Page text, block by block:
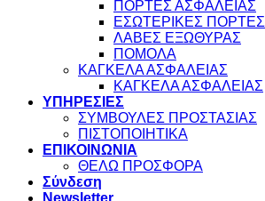
ΠΟΡΤΕΣ ΑΣΦΑΛΕΙΑΣ
ΕΣΩΤΕΡΙΚΕΣ ΠΟΡΤΕΣ
ΛΑΒΕΣ ΕΞΩΘΥΡΑΣ
ΠΟΜΟΛΑ
ΚΑΓΚΕΛΑ ΑΣΦΑΛΕΙΑΣ
ΚΑΓΚΕΛΑ ΑΣΦΑΛΕΙΑΣ
ΥΠΗΡΕΣΙΕΣ
ΣΥΜΒΟΥΛΕΣ ΠΡΟΣΤΑΣΙΑΣ
ΠΙΣΤΟΠΟΙΗΤΙΚΑ
ΕΠΙΚΟΙΝΩΝΙΑ
ΘΕΛΩ ΠΡΟΣΦΟΡΑ
Σύνδεση